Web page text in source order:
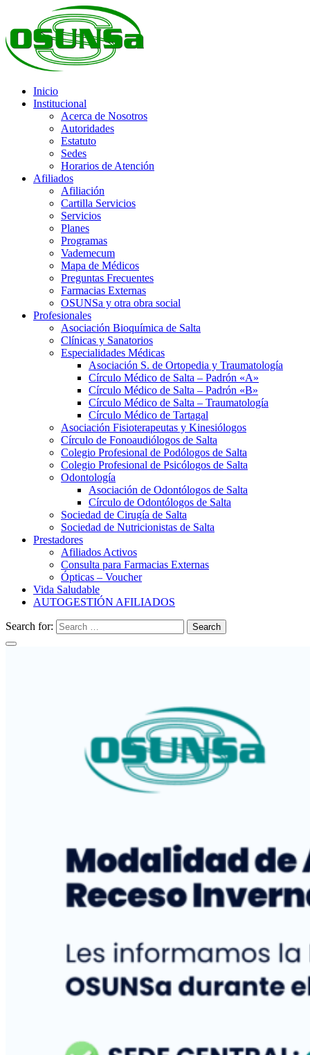
Inicio
Institucional
Acerca de Nosotros
Autoridades
Estatuto
Sedes
Horarios de Atención
Afiliados
Afiliación
Cartilla Servicios
Servicios
Planes
Programas
Vademecum
Mapa de Médicos
Preguntas Frecuentes
Farmacias Externas
OSUNSa y otra obra social
Profesionales
Asociación Bioquímica de Salta
Clínicas y Sanatorios
Especialidades Médicas
Asociación S. de Ortopedia y Traumatología
Círculo Médico de Salta – Padrón «A»
Círculo Médico de Salta – Padrón «B»
Círculo Médico de Salta – Traumatología
Círculo Médico de Tartagal
Asociación Fisioterapeutas y Kinesiólogos
Círculo de Fonoaudiólogos de Salta
Colegio Profesional de Podólogos de Salta
Colegio Profesional de Psicólogos de Salta
Odontología
Asociación de Odontólogos de Salta
Círculo de Odontólogos de Salta
Sociedad de Cirugía de Salta
Sociedad de Nutricionistas de Salta
Prestadores
Afiliados Activos
Consulta para Farmacias Externas
Ópticas – Voucher
Vida Saludable
AUTOGESTIÓN AFILIADOS
Search for: Search